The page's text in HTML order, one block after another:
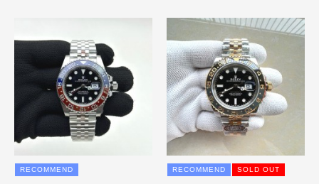
RECOMMEND RECOMMEND SOLD OUT